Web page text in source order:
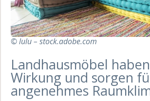
© lulu – stock.adobe.com
Landhausmöbel
Wirkung und sorgen
angenehmes